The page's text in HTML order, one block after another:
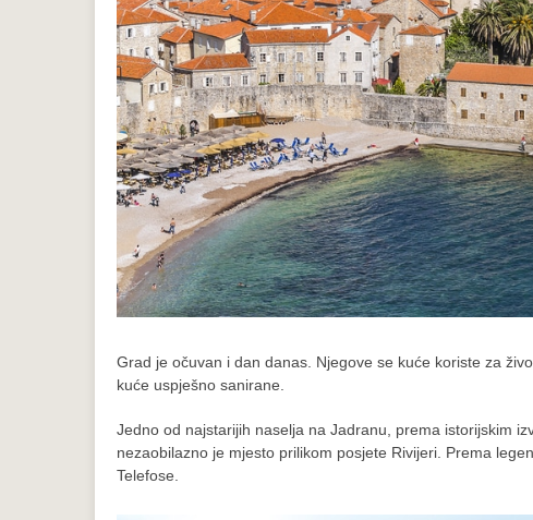
Grad je očuvan i dan danas. Njegove se kuće koriste za
kuće uspješno sanirane.
Jedno od najstarijih naselja na Jadranu, prema istorijskim
nezaobilazno je mjesto prilikom posjete Rivijeri. Prema
Telefose.